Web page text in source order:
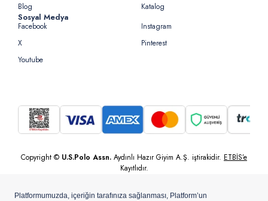
Blog
Katalog
Sosyal Medya
Facebook
Instagram
X
Pinterest
Youtube
Copyright © U.S.Polo Assn. Aydınlı Hazır Giyim A.Ş. iştirakidir. ETBİS’e
Kayıtlıdır.